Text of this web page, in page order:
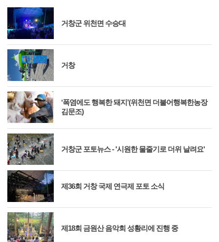
거창군 위천면 수승대
거창
‘폭염에도 행복한 돼지’(위천면 더불어행복한농장
김문조)
거창군 포토뉴스 - '시원한 물줄기로 더위 날려요'
제36회 거창 국제 연극제 포토 소식
제18회 금원산 음악회 성황리에 진행 중